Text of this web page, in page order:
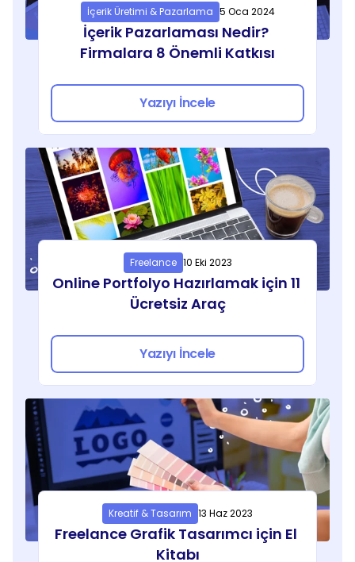
İçerik Üretimi & Pazarlama 5 Oca 2024
İçerik Pazarlaması Nedir?
Firmalara 8 Önemli Katkısı
Yazıyı İncele
Freelance 10 Eki 2023
Online Portfolyo Hazırlamak için 11
Ücretsiz Araç
Yazıyı İncele
Kreatif & Tasarım 13 Haz 2023
Freelance Grafik Tasarımcı için El
Kitabı